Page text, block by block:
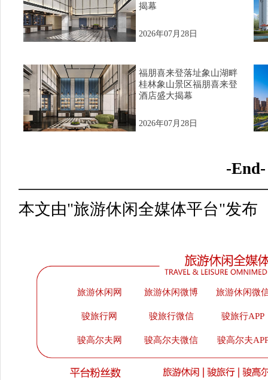
揭幕
2026年07月28日
福朋喜来登落址象山湖畔
桂林象山景区福朋喜来登
酒店盛大揭幕
2026年07月28日
-End-
本文由"旅游休闲全媒体平台"发布
旅游休闲网 旅游休闲微博 旅游休闲微
骏旅行网 骏旅行微信 骏旅行APP
骏高尔夫网 骏高尔夫微信 骏高尔夫